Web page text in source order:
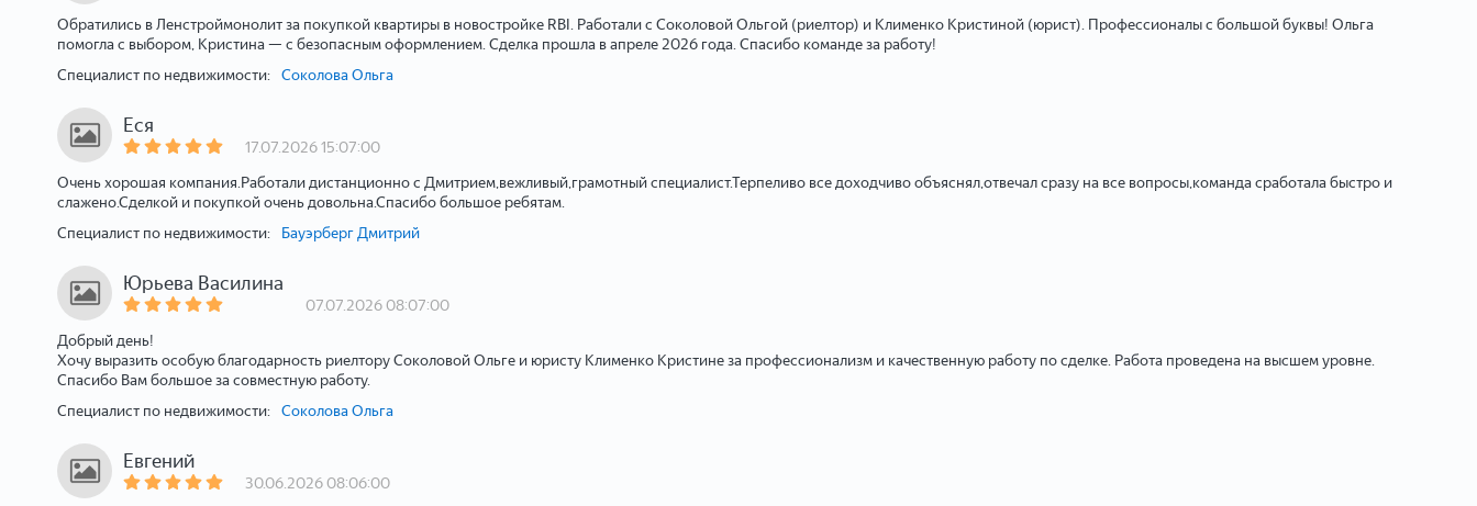
Обратились в Ленстроймонолит за покупкой квартиры в новостройке RBI. Работали с Соколовой Ольгой (риелтор) и Клименко Кристиной (юрист). Профессионалы с большой буквы! Ольга
помогла с выбором, Кристина — с безопасным оформлением. Сделка прошла в апреле 2026 года. Спасибо команде за работу!
Специалист по недвижимости: Соколова Ольга
Еся
17.07.2026 15:07:00
Очень хорошая компания.Работали дистанционно с Дмитрием,вежливый,грамотный специалист.Терпеливо все доходчиво объяснял,отвечал сразу на все вопросы,команда сработала быстро и
слажено.Сделкой и покупкой очень довольна.Спасибо большое ребятам.
Специалист по недвижимости:
Бауэрберг Дмитрий
Юрьева Василина
07.07.2026 08:07:00
Добрый день!
Хочу выразить особую благодарность риелтору Соколовой Ольге и юристу Клименко Кристине за профессионализм и качественную работу по сделке. Работа проведена на высшем уровне.
Спасибо Вам большое за совместную работу.
Специалист по недвижимости: Соколова Ольга
Евгений
30.06.2026 08:06:00